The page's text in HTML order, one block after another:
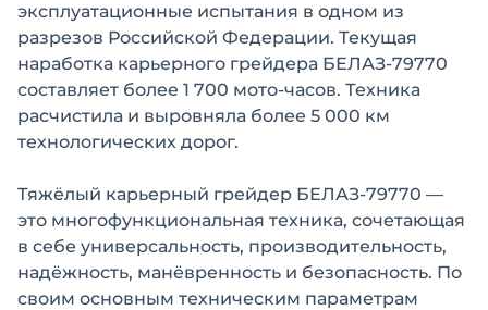
эксплуатационные испытания в одном из
разрезов Российской Федерации. Текущая
наработка карьерного грейдера БЕЛАЗ-79770
составляет более 1 700 мото-часов. Техника
расчистила и выровняла более 5 000 км
технологических дорог.
Тяжёлый карьерный грейдер БЕЛАЗ-79770 —
это многофункциональная техника, сочетающая
в себе универсальность, производительность,
надёжность, манёвренность и безопасность. По
своим основным техническим параметрам